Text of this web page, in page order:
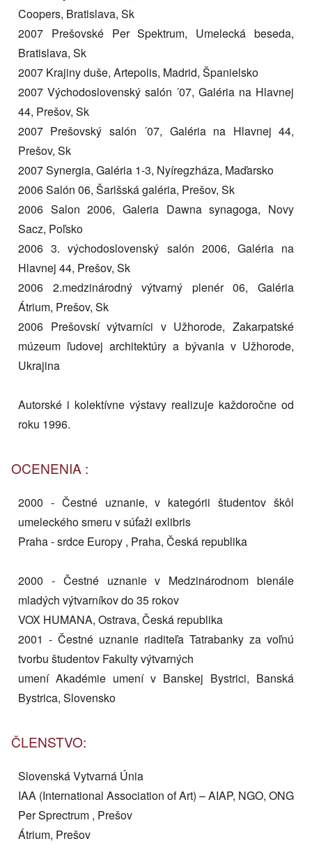
Coopers, Bratislava, Sk
2007 Prešovské Per Spektrum, Umelecká beseda,
Bratislava, Sk
2007 Krajiny duše, Artepolis, Madrid, Španielsko
2007 Východoslovenský salón ´07, Galéria na Hlavnej
44, Prešov, Sk
2007 Prešovský salón ´07, Galéria na Hlavnej 44,
Prešov, Sk
2007 Synergia, Galéria 1-3, Nyíregzháza, Maďarsko
2006 Salón 06, Šarišská galéria, Prešov, Sk
2006 Salon 2006, Galeria Dawna synagoga, Novy
Sacz, Poľsko
2006 3. východoslovenský salón 2006, Galéria na
Hlavnej 44, Prešov, Sk
2006 2.medzinárodný výtvarný plenér 06, Galéria
Átrium, Prešov, Sk
2006 Prešovskí výtvarníci v Užhorode, Zakarpatské
múzeum ľudovej architektúry a bývania v Užhorode,
Ukrajina
Autorské i kolektívne výstavy realizuje každoročne od
roku 1996.
OCENENIA :
2000 - Čestné uznanie, v kategórii študentov škôl
umeleckého smeru v súťaži exlibris
Praha - srdce Europy , Praha, Česká republika
2000 - Čestné uznanie v Medzinárodnom bienále
mladých výtvarníkov do 35 rokov
VOX HUMANA, Ostrava, Česká republika
2001 - Čestné uznanie riaditeľa Tatrabanky za voľnú
tvorbu študentov Fakulty výtvarných
umení Akadémie umení v Banskej Bystrici, Banská
Bystrica, Slovensko
ČLENSTVO:
Slovenská Vytvarná Únia
IAA (International Association of Art) – AIAP, NGO, ONG
Per Sprectrum , Prešov
Átrium, Prešov